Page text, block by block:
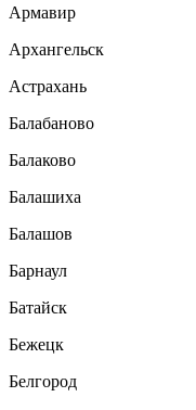
Армавир
Архангельск
Астрахань
Балабаново
Балаково
Балашиха
Балашов
Барнаул
Батайск
Бежецк
Белгород